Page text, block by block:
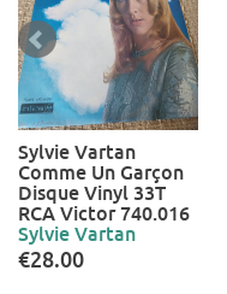
Sylvie Vartan
Comme Un Garçon
Disque Vinyl 33T
RCA Victor 740.016
Sylvie Vartan
€28.00